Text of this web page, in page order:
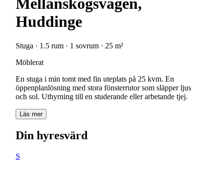
Mellanskogsvägen,
Huddinge
Stuga · 1.5 rum · 1 sovrum · 25 m²
Möblerat
En stuga i min tomt med fin uteplats på 25 kvm. En
öppenplanlösning med stora fönsterrutor som släpper ljus
och sol. Uthyrning till en studerande eller arbetande tjej.
Läs mer
Din hyresvärd
S